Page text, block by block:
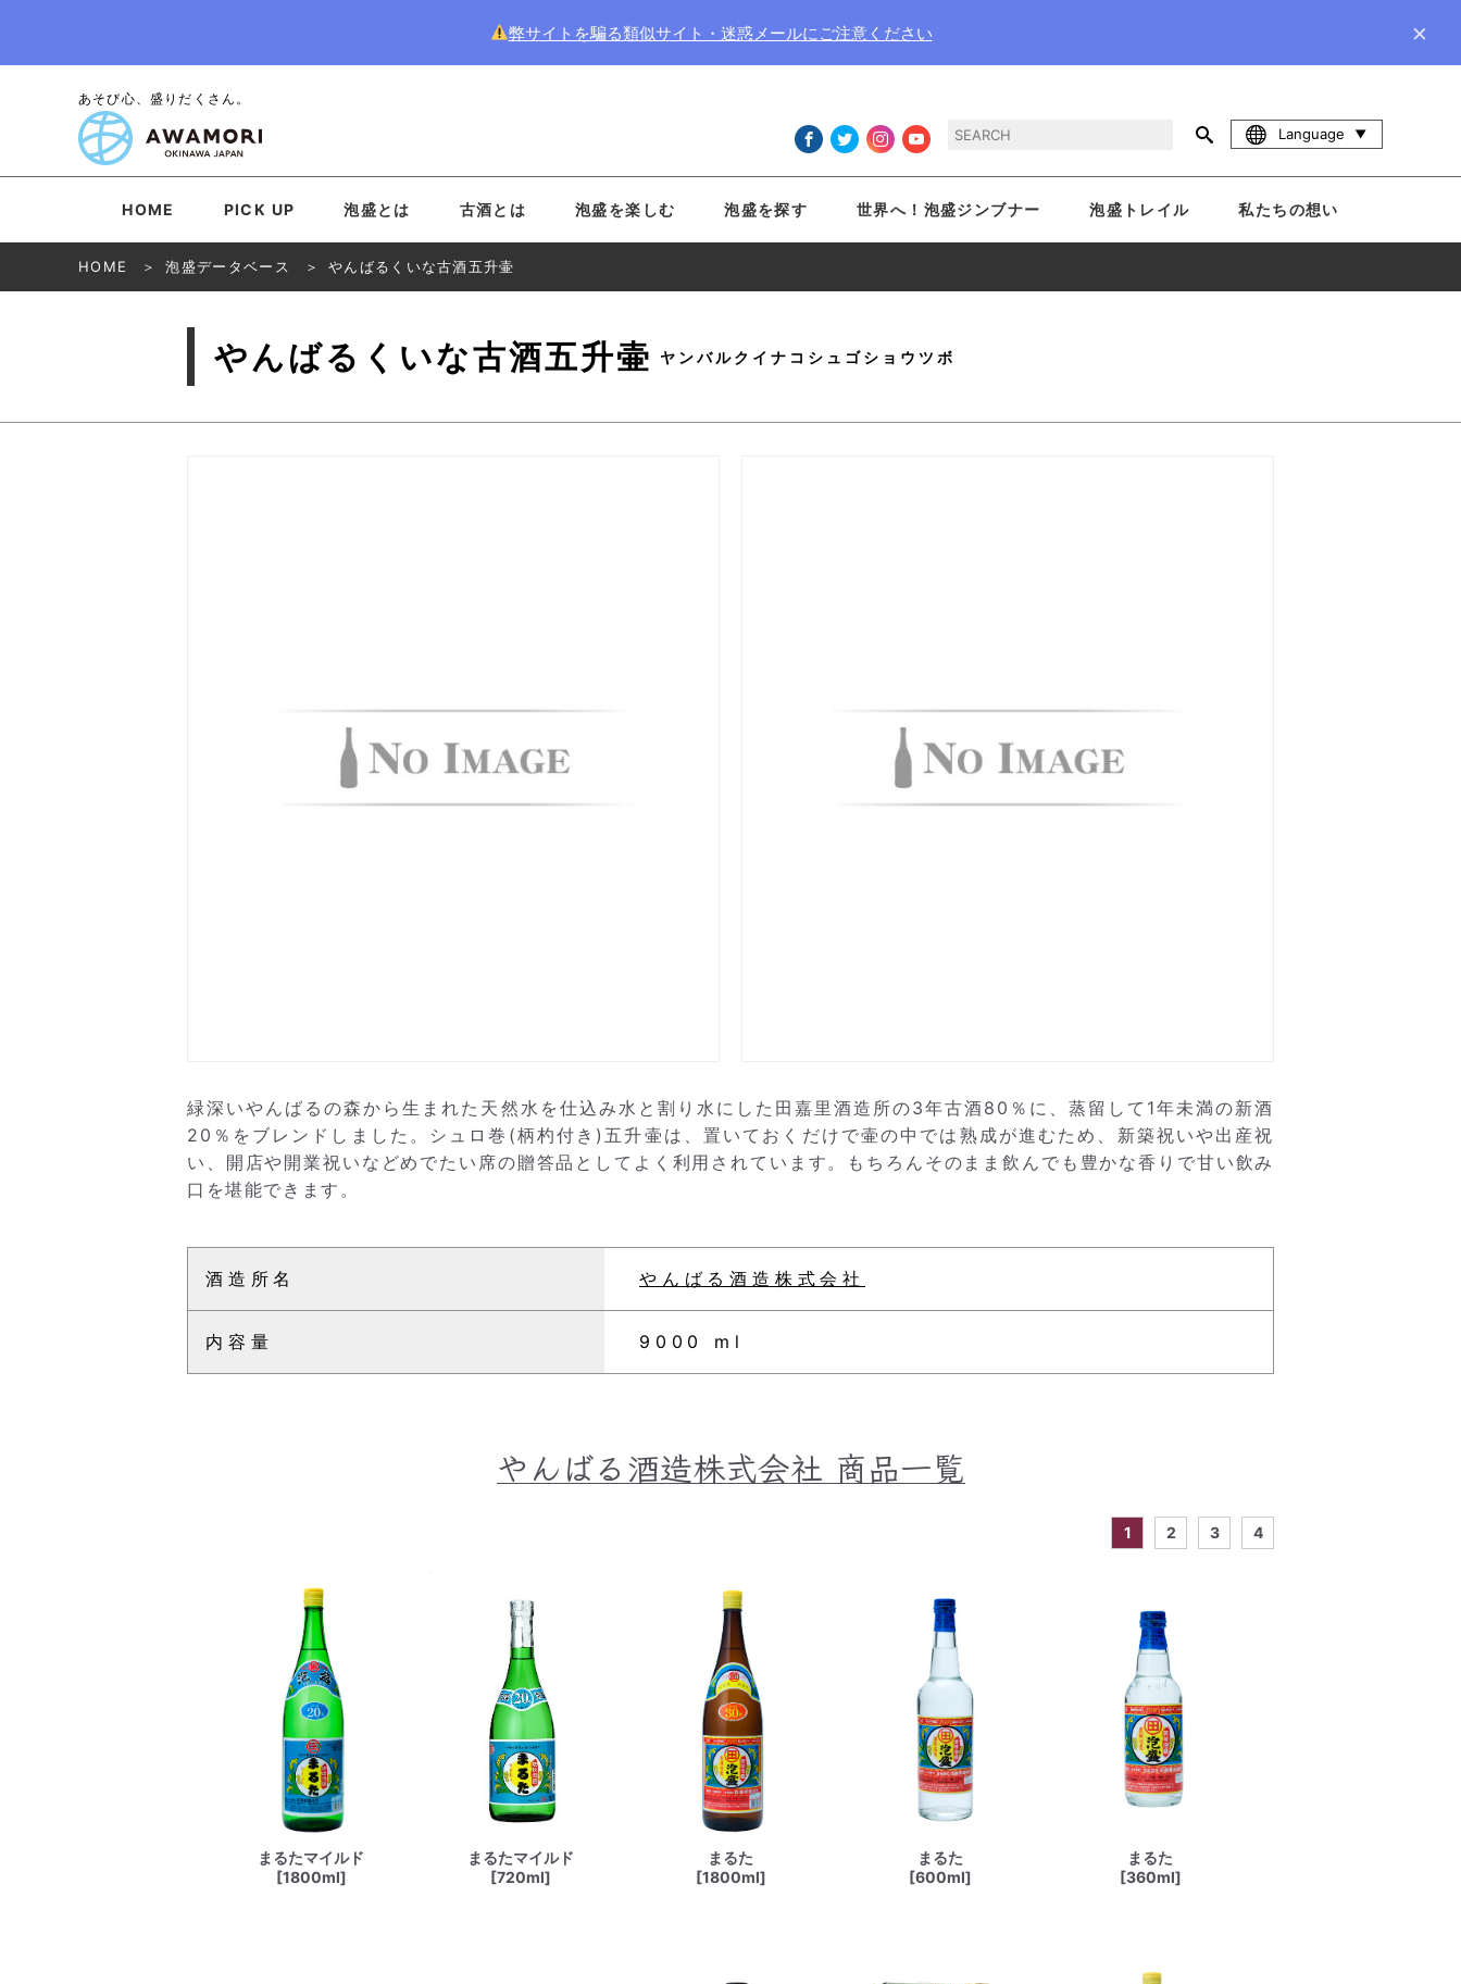
弊サイトを騙る類似サイト・迷惑メールにご注意ください ×
あそび心、盛りだくさん。
Language
HOME PICK UP 泡盛とは 古酒とは 泡盛を楽しむ 泡盛を探す 世界へ！泡盛ジンブナー 泡盛トレイル 私たちの想い
HOME 泡盛データベース やんばるくいな古酒五升壷
やんばるくいな古酒五升壷 ヤンバルクイナコシュゴショウツボ
緑深いやんばるの森から生まれた天然水を仕込み水と割り水にした田嘉里酒造所の3年古酒80％に、蒸留して1年未満の新酒
20％をブレンドしました。シュロ巻(柄杓付き)五升壷は、置いておくだけで壷の中では熟成が進むため、新築祝いや出産祝
い、開店や開業祝いなどめでたい席の贈答品としてよく利用されています。もちろんそのまま飲んでも豊かな香りで甘い飲み
口を堪能できます。
酒造所名 やんばる酒造株式会社
内容量 9000 ml
やんばる酒造株式会社 商品一覧
1 2 3 4
まるたマイルド
[1800ml]
まるたマイルド
[720ml]
まるた
[1800ml]
まるた
[600ml]
まるた
[360ml]